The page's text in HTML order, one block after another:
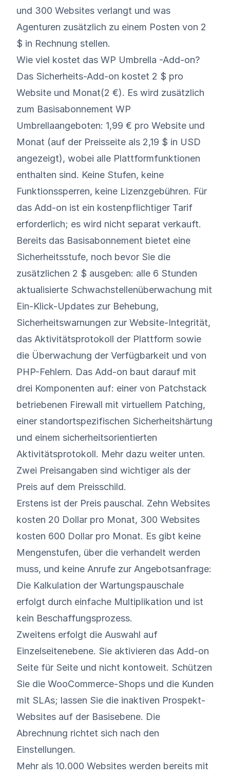
und 300 Websites verlangt und was
Agenturen zusätzlich zu einem Posten von 2
$ in Rechnung stellen.
Wie viel kostet das WP Umbrella -Add-on?
Das Sicherheits-Add-on kostet 2 $ pro
Website und Monat(2 €). Es wird zusätzlich
zum Basisabonnement WP
Umbrellaangeboten: 1,99 € pro Website und
Monat (auf der Preisseite als 2,19 $ in USD
angezeigt), wobei alle Plattformfunktionen
enthalten sind. Keine Stufen, keine
Funktionssperren, keine Lizenzgebühren. Für
das Add-on ist ein kostenpflichtiger Tarif
erforderlich; es wird nicht separat verkauft.
Bereits das Basisabonnement bietet eine
Sicherheitsstufe, noch bevor Sie die
zusätzlichen 2 $ ausgeben: alle 6 Stunden
aktualisierte Schwachstellenüberwachung mit
Ein-Klick-Updates zur Behebung,
Sicherheitswarnungen zur Website-Integrität,
das Aktivitätsprotokoll der Plattform sowie
die Überwachung der Verfügbarkeit und von
PHP-Fehlern. Das Add-on baut darauf mit
drei Komponenten auf: einer von Patchstack
betriebenen Firewall mit virtuellem Patching,
einer standortspezifischen Sicherheitshärtung
und einem sicherheitsorientierten
Aktivitätsprotokoll. Mehr dazu weiter unten.
Zwei Preisangaben sind wichtiger als der
Preis auf dem Preisschild.
Erstens ist der Preis pauschal. Zehn Websites
kosten 20 Dollar pro Monat, 300 Websites
kosten 600 Dollar pro Monat. Es gibt keine
Mengenstufen, über die verhandelt werden
muss, und keine Anrufe zur Angebotsanfrage:
Die Kalkulation der Wartungspauschale
erfolgt durch einfache Multiplikation und ist
kein Beschaffungsprozess.
Zweitens erfolgt die Auswahl auf
Einzelseitenebene. Sie aktivieren das Add-on
Seite für Seite und nicht kontoweit. Schützen
Sie die WooCommerce-Shops und die Kunden
mit SLAs; lassen Sie die inaktiven Prospekt-
Websites auf der Basisebene. Die
Abrechnung richtet sich nach den
Einstellungen.
Mehr als 10.000 Websites werden bereits mit